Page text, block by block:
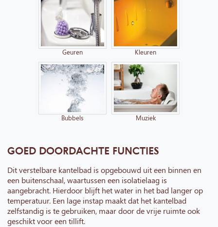
Geuren Kleuren
Bubbels Muziek
GOED DOORDACHTE FUNCTIES
Dit verstelbare kantelbad is opgebouwd uit een binnen en
een buitenschaal, waartussen een isolatielaag is
aangebracht. Hierdoor blijft het water in het bad langer op
temperatuur. Een lage instap maakt dat het kantelbad
zelfstandig is te gebruiken, maar door de vrije ruimte ook
geschikt voor een tillift.